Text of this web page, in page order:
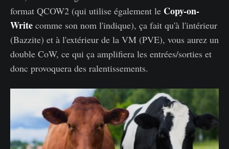
format QCOW2 (qui utilise également le Copy-on-
Write comme son nom l'indique), ça fait qu'à l'intérieur
(Bazzite) et à l'extérieur de la VM (PVE), vous aurez un
double CoW, ce qui ça amplifiera les entrées/sorties et
donc provoquera des ralentissements.